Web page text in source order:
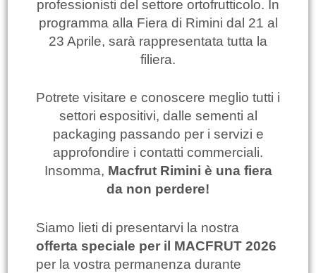
professionisti del settore ortofrutticolo. In
programma alla Fiera di Rimini dal 21 al
23 Aprile, sarà rappresentata tutta la
filiera.
Potrete visitare e conoscere meglio tutti i
settori espositivi, dalle sementi al
packaging passando per i servizi e
approfondire i contatti commerciali.
Insomma, Macfrut Rimini è una fiera
da non perdere!
Siamo lieti di presentarvi la nostra
offerta speciale per il MACFRUT 2026
per la vostra permanenza durante